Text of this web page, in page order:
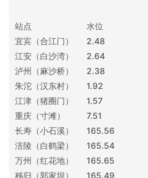
站点 水位
宜宾（合江门）
2.48
江安（白沙湾）
2.64
泸州（麻沙桥）
2.38
朱沱（汉东村）
1.92
江津（猪圈门）
1.57
重庆（寸滩）
7.51
长寿（小石溪）
165.56
涪陵（白鹤梁）
165.54
万州（红花地）
165.65
秭归（郭家坝）
165.49